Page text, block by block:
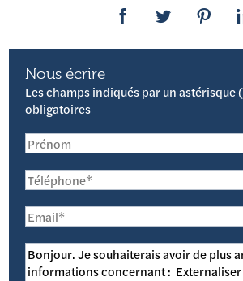
Nous écrire
Les champs indiqués par un astérisque
obligatoires